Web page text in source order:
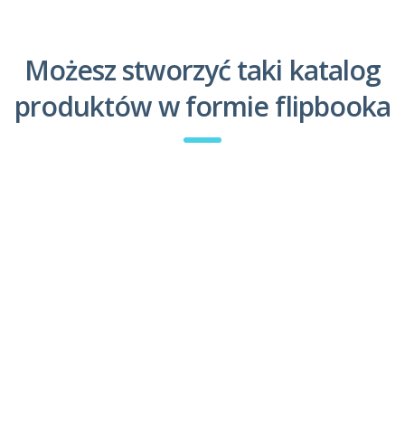
Możesz stworzyć taki katalog
produktów w formie flipbooka